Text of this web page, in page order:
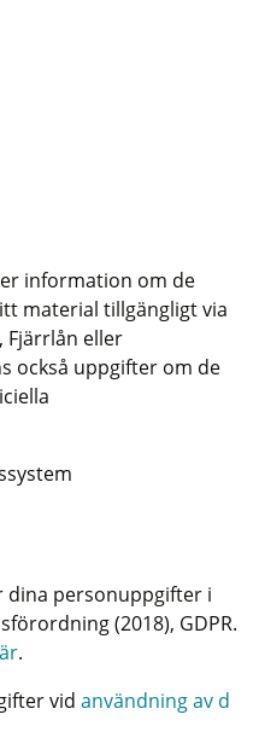
information om de
material tillgängligt via
Fjärrlån eller
också uppgifter om de
dina personuppgifter i
(2018), GDPR.
.
vid användning av d